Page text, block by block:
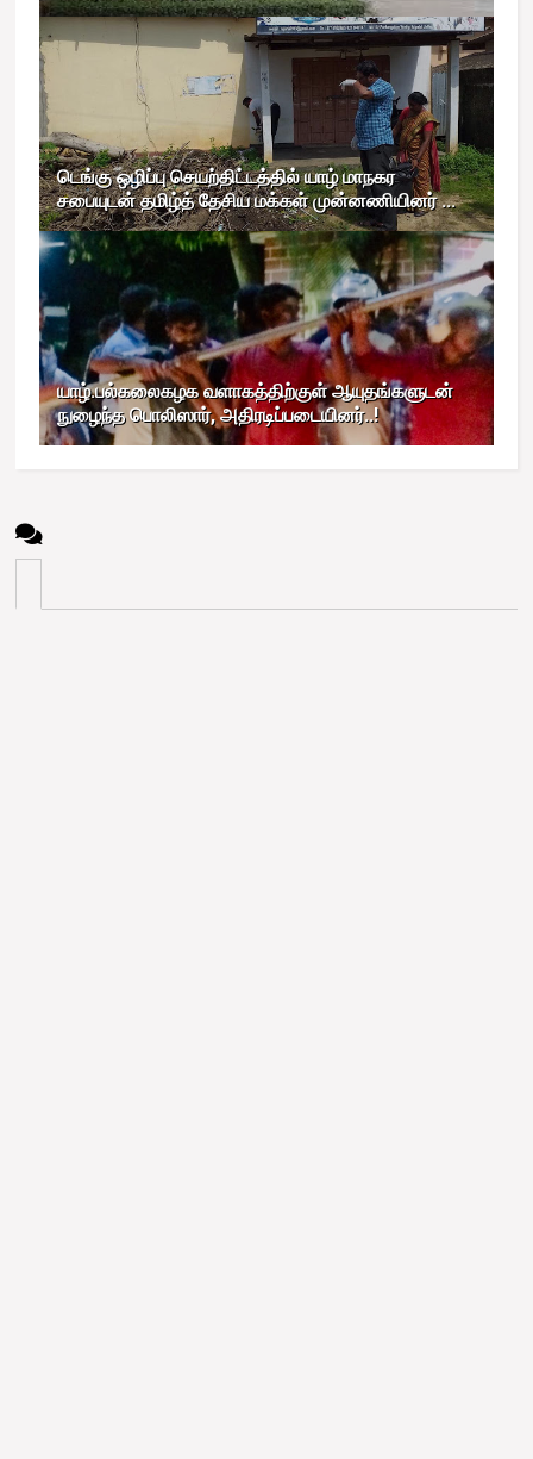
டெங்கு ஒழிப்பு செயற்திட்டத்தில் யாழ் மாநகர
சபையுடன் தமிழ்த் தேசிய மக்கள் முன்னணியினர் ...
யாழ்.பல்கலைகழக வளாகத்திற்குள் ஆயுதங்களுடன்
நுழைந்த பொலிஸார், அதிரடிப்படையினர்..!